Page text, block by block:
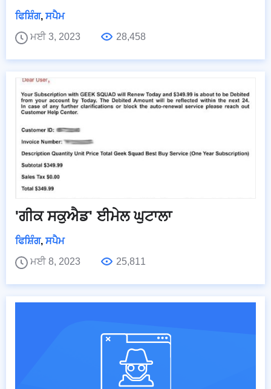
ਫਿਸ਼ਿੰਗ, ਸਪੈਮ
ਮਈ 3, 2023
28,458
'ਗੀਕ ਸਕੁਐਡ' ਈਮੇਲ ਘੁਟਾਲਾ
ਫਿਸ਼ਿੰਗ, ਸਪੈਮ
ਮਈ 8, 2023
25,811